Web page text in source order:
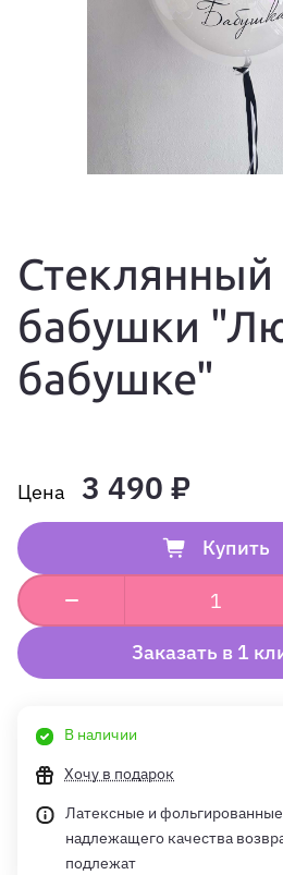
бабушки
бабушке"
3 490 ₽
Купить
Заказать в 1
В наличии
Хочу в подарок
Латексные и
надлежащего качества
подлежат